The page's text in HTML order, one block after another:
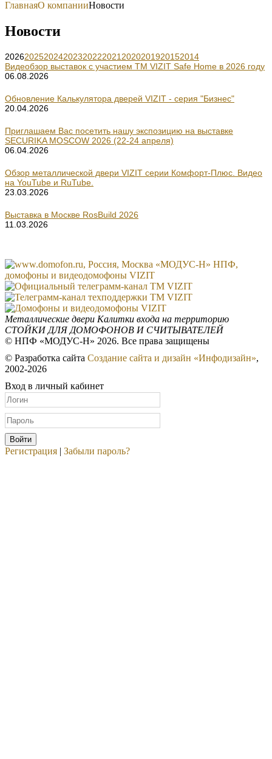
ГлавнаяО компанииНовости
Новости
202620252024202320222021 2020201920152014
Видеобзор выставок с участием TM VIZIT Safe Home в 2026 году
06.08.2026
Обновление Калькулятора дверей VIZIT - серия "Бизнес"
20.04.2026
Приглашаем Вас посетить нашу экспозицию на выставке
SECURIKA MOSCOW 2026 (22-24 апреля)
06.04.2026
Обзор металлической двери VIZIT серии Комфорт-Плюс. Видео
на YouTube и RuTube.
23.03.2026
Выставка в Москве RosBuild 2026
11.03.2026
Металлические двери Калитки входа на территорию
СТОЙКИ ДЛЯ ДОМОФОНОВ И СЧИТЫВАТЕЛЕЙ
© НПФ «МОДУС-Н» 2026. Все права защищены
© Разработка сайта Создание сайта и дизайн «Инфодизайн»,
2002-2026
Вход в личный кабинет
Регистрация Забыли пароль?